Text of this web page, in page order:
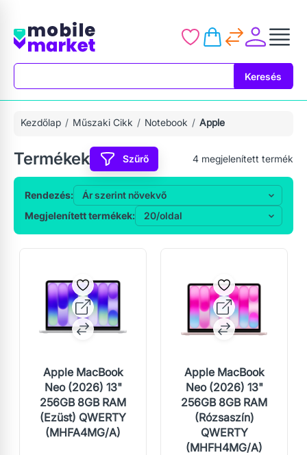
Keresés
Kezdőlap Műszaki Cikk Notebook Apple
Termékek Szűrő 4 megjelenített termék
Rendezés:
Megjelenített termékek:
Apple MacBook
Neo (2026) 13"
256GB 8GB RAM
(Ezüst) QWERTY
(MHFA4MG/A)
Apple MacBook
Neo (2026) 13"
256GB 8GB RAM
(Rózsaszín)
QWERTY
(MHFH4MG/A)